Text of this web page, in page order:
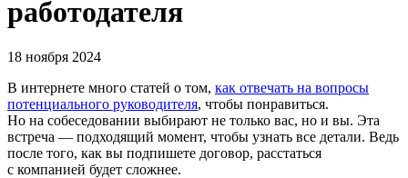
работодателя
18 ноября 2024
В интернете много статей о том, как отвечать на вопросы
потенциального руководителя, чтобы понравиться.
Но на собеседовании выбирают не только вас, но и вы. Эта
встреча — подходящий момент, чтобы узнать все детали. Ведь
после того, как вы подпишете договор, расстаться
с компанией будет сложнее.